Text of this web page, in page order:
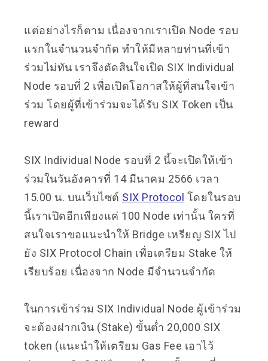
แต่อย่างไรก็ตาม เนื่องจากเราเปิด Node รอบ
แรกในจำนวนจำกัด ทำให้มีหลายท่านที่เข้า
ร่วมไม่ทัน เราจึงตัดสินใจเปิด SIX Individual
Node รอบที่ 2 เพื่อเปิดโอกาสให้ผู้ที่สนใจเข้า
ร่วม โดยผู้ที่เข้าร่วมจะได้รับ SIX Token เป็น
reward
SIX Individual Node รอบที่ 2 นี้จะเปิดให้เข้า
ร่วมในวันอังคารที่ 14 มีนาคม 2566 เวลา
15.00 น. บนเว็บไซต์ SIX Protocol โดยในรอบ
นี้เราเปิดอีกเพียงแค่ 100 Node เท่านั้น ใครที่
สนใจเราขอแนะนำให้ Bridge เหรียญ SIX ไป
ยัง SIX Protocol Chain เพื่อเตรียม Stake ให้
เรียบร้อย เนื่องจาก Node มีจำนวนจำกัด
ในการเข้าร่วม SIX Individual Node ผู้เข้าร่วม
จะต้องฝากเงิน (Stake) ขั้นต่ำ 20,000 SIX
token (แนะนำให้เตรียม Gas Fee เอาไว้